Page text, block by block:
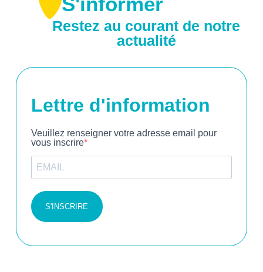
Restez au courant de notre
actualité
Lettre d'information
Veuillez renseigner votre adresse email pour
vous inscrire
S'INSCRIRE